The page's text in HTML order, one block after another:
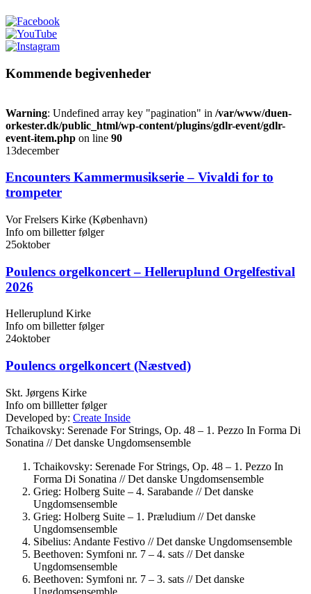
Kommende begivenheder
Warning: Undefined array key "pagination" in /var/www/duen-
orkester.dk/public_html/wp-content/plugins/gdlr-event/gdlr-
event-item.php on line 90
13december
Encounters Kammermusikserie – Vivaldi for to
trompeter
Vor Frelsers Kirke (København)
Info om billetter følger
25oktober
Poulencs orgelkoncert – Helleruplund Orgelfestival
2026
Helleruplund Kirke
Info om billetter følger
24oktober
Poulencs orgelkoncert (Næstved)
Skt. Jørgens Kirke
Info om billletter følger
Developed by: Create Inside
Tchaikovsky: Serenade For Strings, Op. 48 – 1. Pezzo In Forma Di
Sonatina //Det danske Ungdomsensemble
Tchaikovsky: Serenade For Strings, Op. 48 – 1. Pezzo In
Forma Di Sonatina //Det danske Ungdomsensemble
Grieg: Holberg Suite – 4. Sarabande //Det danske
Ungdomsensemble
Grieg: Holberg Suite – 1. Præludium //Det danske
Ungdomsensemble
Sibelius: Andante Festivo //Det danske Ungdomsensemble
Beethoven: Symfoni nr. 7 – 4. sats //Det danske
Ungdomsensemble
Beethoven: Symfoni nr. 7 – 3. sats //Det danske
Ungdomsensemble